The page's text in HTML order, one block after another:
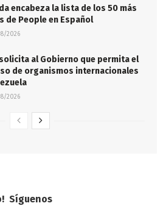
encabeza la lista de los 50 más
de People en Español
2026
solicita al Gobierno que permita el
de organismos internacionales
2026
Síguenos